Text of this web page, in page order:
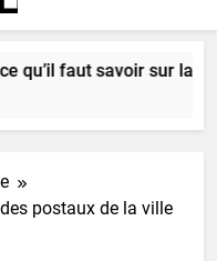
faut savoir sur la ville
postaux de la ville